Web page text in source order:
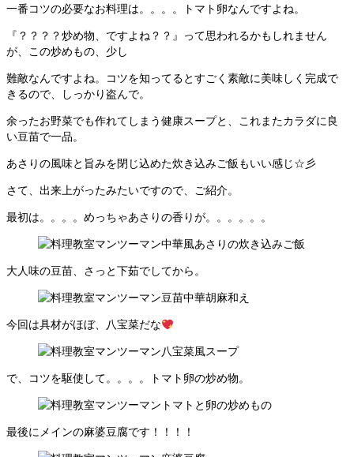
一番コツの必要なお料理は。。。。トマト卵なんですよね。
『？？？？炒め物、ですよね？？』って思われるかもしれません
が、この炒めもの、少し
難敵なんですよね。コツを知ってるとすごく素敵に美味しく完成で
きるので、しっかり盗んで。
余ったお野菜でも作れてしまう健康スープと、これまたカラダに良
い豆苗で一品。
あさりの風味と旨みを閉じ込めた炊き込みご飯もいい感じ☆彡
さて、出来上がったみたいですので、ご紹介。
最初は。。。。めっちゃあさりの香りが。。。。。。
大人味の豆苗、さっと下茹でしてから。
今回は具材がほぼ、八宝菜だな
で、コツを駆使して。。。。トマト卵の炒め物。
最後にメインの麻婆豆腐です！！！！